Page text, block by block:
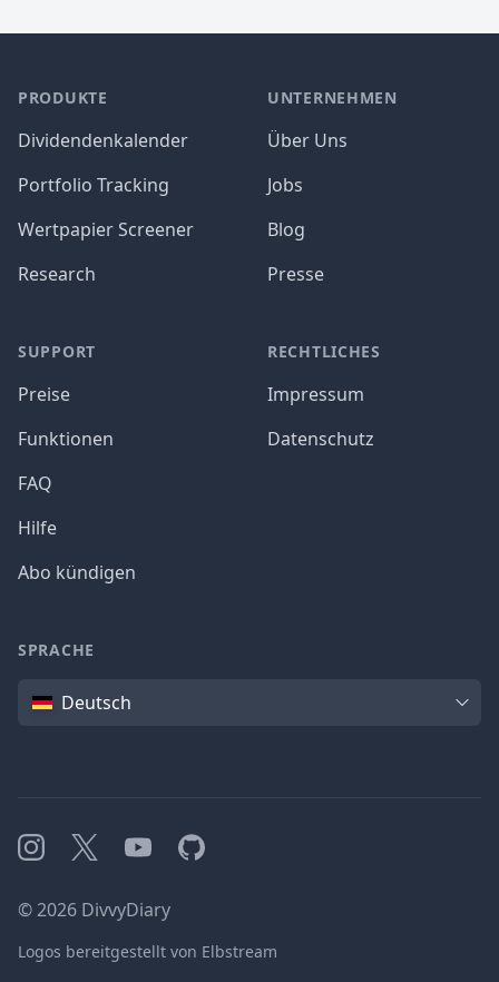
PRODUKTE
Dividendenkalender
Portfolio Tracking
Wertpapier Screener
Research
SUPPORT
Preise
Funktionen
FAQ
Hilfe
Abo kündigen
UNTERNEHMEN
Über Uns
Jobs
Blog
Presse
RECHTLICHES
Impressum
Datenschutz
SPRACHE
SpracheDeutsch
Instagram
X YouTubeGitHub
©2026 DivvyDiary
Logos bereitgestellt von Elbstream